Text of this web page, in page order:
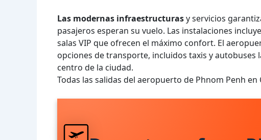
Las modernas infraestructurasy servicios
pasajeros esperan su vuelo. Las instalaciones
salas VIP que ofrecen el máximo confort. El
opciones de transporte, incluidos taxis y autobuses
centro de la ciudad.
Todas las salidas del aeropuerto de Phnom Penh